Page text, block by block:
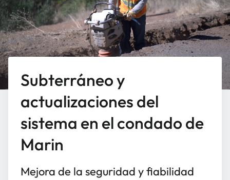
Subterráneo y
actualizaciones del
sistema en el condado de
Marin
Mejora de la seguridad y fiabilidad